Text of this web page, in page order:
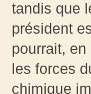
tandis que
président
pourrait,
les forces
chimique